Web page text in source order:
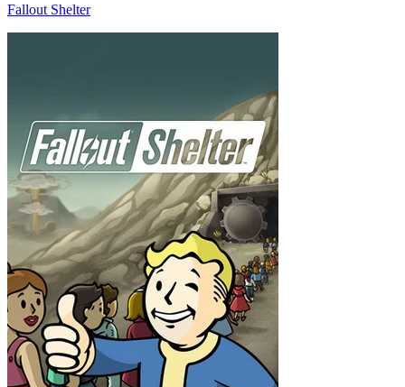
Fallout Shelter